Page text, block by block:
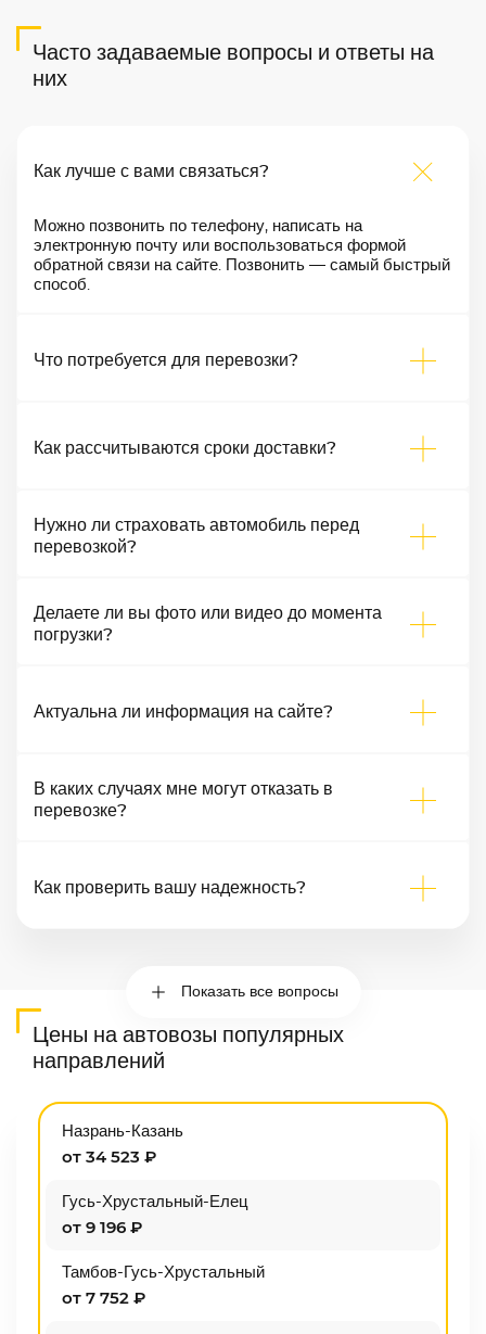
Часто задаваемые вопросы и ответы на
них
Как лучше с вами связаться?
Можно позвонить по телефону, написать на
электронную почту или воспользоваться формой
обратной связи на сайте. Позвонить — самый быстрый
способ.
Что потребуется для перевозки?
Как рассчитываются сроки доставки?
Нужно ли страховать автомобиль перед
перевозкой?
Делаете ли вы фото или видео до момента
погрузки?
Актуальна ли информация на сайте?
В каких случаях мне могут отказать в
перевозке?
Как проверить вашу надежность?
Показать все вопросы
Цены на автовозы популярных
направлений
Назрань-Казань
от 34 523 ₽
Гусь-Хрустальный-Елец
от 9 196 ₽
Тамбов-Гусь-Хрустальный
от 7 752 ₽